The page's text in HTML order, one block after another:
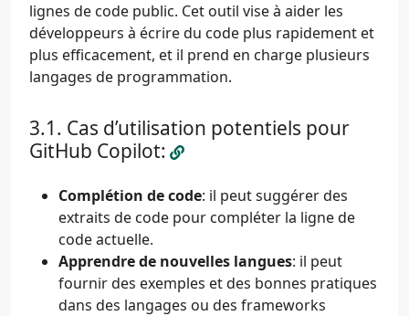
lignes de code public. Cet outil vise à aider les
développeurs à écrire du code plus rapidement et
plus efficacement, et il prend en charge plusieurs
langages de programmation.
Cas d’utilisation potentiels pour
GitHub Copilot:
Complétion de code: il peut suggérer des
extraits de code pour compléter la ligne de
code actuelle.
Apprendre de nouvelles langues: il peut
fournir des exemples et des bonnes pratiques
dans des langages ou des frameworks